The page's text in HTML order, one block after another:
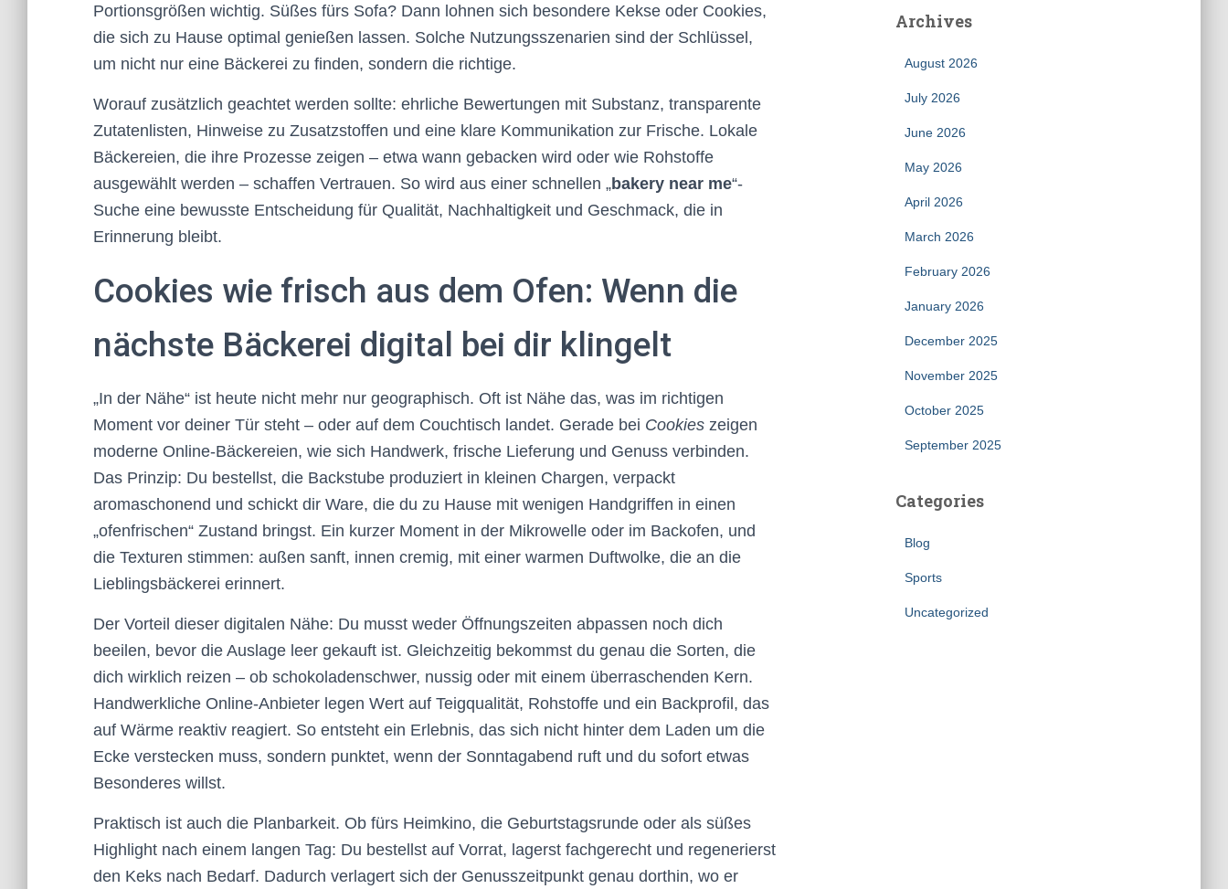
Portionsgrößen wichtig. Süßes fürs Sofa? Dann lohnen sich besondere Kekse oder Cookies,
die sich zu Hause optimal genießen lassen. Solche Nutzungsszenarien sind der Schlüssel,
um nicht nur eine Bäckerei zu finden, sondern die richtige.
Worauf zusätzlich geachtet werden sollte: ehrliche Bewertungen mit Substanz, transparente
Zutatenlisten, Hinweise zu Zusatzstoffen und eine klare Kommunikation zur Frische. Lokale
Bäckereien, die ihre Prozesse zeigen – etwa wann gebacken wird oder wie Rohstoffe
ausgewählt werden – schaffen Vertrauen. So wird aus einer schnellen „bakery near me“-
Suche eine bewusste Entscheidung für Qualität, Nachhaltigkeit und Geschmack, die in
Erinnerung bleibt.
Cookies wie frisch aus dem Ofen: Wenn die
nächste Bäckerei digital bei dir klingelt
„In der Nähe“ ist heute nicht mehr nur geographisch. Oft ist Nähe das, was im richtigen
Moment vor deiner Tür steht – oder auf dem Couchtisch landet. Gerade bei Cookies zeigen
moderne Online-Bäckereien, wie sich Handwerk, frische Lieferung und Genuss verbinden.
Das Prinzip: Du bestellst, die Backstube produziert in kleinen Chargen, verpackt
aromaschonend und schickt dir Ware, die du zu Hause mit wenigen Handgriffen in einen
„ofenfrischen“ Zustand bringst. Ein kurzer Moment in der Mikrowelle oder im Backofen, und
die Texturen stimmen: außen sanft, innen cremig, mit einer warmen Duftwolke, die an die
Lieblingsbäckerei erinnert.
Der Vorteil dieser digitalen Nähe: Du musst weder Öffnungszeiten abpassen noch dich
beeilen, bevor die Auslage leer gekauft ist. Gleichzeitig bekommst du genau die Sorten, die
dich wirklich reizen – ob schokoladenschwer, nussig oder mit einem überraschenden Kern.
Handwerkliche Online-Anbieter legen Wert auf Teigqualität, Rohstoffe und ein Backprofil, das
auf Wärme reaktiv reagiert. So entsteht ein Erlebnis, das sich nicht hinter dem Laden um die
Ecke verstecken muss, sondern punktet, wenn der Sonntagabend ruft und du sofort etwas
Besonderes willst.
Praktisch ist auch die Planbarkeit. Ob fürs Heimkino, die Geburtstagsrunde oder als süßes
Highlight nach einem langen Tag: Du bestellst auf Vorrat, lagerst fachgerecht und regenerierst
den Keks nach Bedarf. Dadurch verlagert sich der Genusszeitpunkt genau dorthin, wo er
Archives
August 2026
July 2026
June 2026
May 2026
April 2026
March 2026
February 2026
January 2026
December 2025
November 2025
October 2025
September 2025
Categories
Blog
Sports
Uncategorized